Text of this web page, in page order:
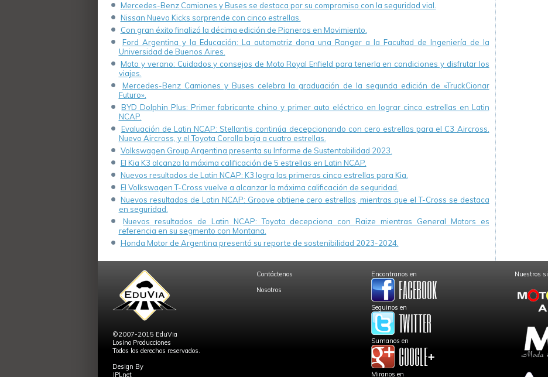
Mercedes-Benz Camiones y Buses se destaca por su compromiso con la seguridad vial.
Nissan Nuevo Kicks sorprende con cinco estrellas.
Con gran éxito finalizó la décima edición de Pioneros en Movimiento.
Ford Argentina y la Educación: La automotriz dona una Ranger a la Facultad de Ingeniería de la
Universidad de Buenos Aires.
Moto y verano: Cuidados y consejos de Moto Royal Enfield para tenerla en condiciones y disfrutar los
viajes.
Mercedes-Benz Camiones y Buses celebra la graduación de la segunda edición de «TruckCionar
Futuro».
BYD Dolphin Plus: Primer fabricante chino y primer auto eléctrico en lograr cinco estrellas en Latin
NCAP.
Evaluación de Latin NCAP: Stellantis continúa decepcionando con cero estrellas para el C3 Aircross.
Nuevo Aircross, y el Toyota Corolla baja a cuatro estrellas.
Volkswagen Group Argentina presenta su Informe de Sustentabilidad 2023.
El Kia K3 alcanza la máxima calificación de 5 estrellas en Latin NCAP.
Nuevos resultados de Latin NCAP: K3 logra las primeras cinco estrellas para Kia.
El Volkswagen T-Cross vuelve a alcanzar la máxima calificación de seguridad.
Nuevos resultados de Latin NCAP: Groove obtiene cero estrellas, mientras que el T-Cross se destaca
en seguridad.
Nuevos resultados de Latin NCAP: Toyota decepciona con Raize mientras General Motors es
referencia en su segmento con Montana.
Honda Motor de Argentina presentó su reporte de sostenibilidad 2023-2024.
©2007-2015 EduVia
Losino Producciones
Todos los derechos reservados.
Design By
JPLnet
Contáctenos
Nosotros
Encontranos en
Seguinos en
Sumanos en
Miranos en
Nuestros